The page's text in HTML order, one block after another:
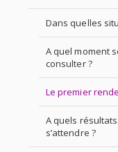
Dans quelles
A quel moment
consulter ?
Le premier
A quels
s’attendre ?